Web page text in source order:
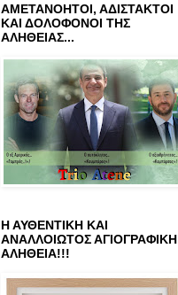
ΑΜΕΤΑΝΟΗΤΟΙ, ΑΔΙΣΤΑΚΤΟΙ
ΚΑΙ ΔΟΛΟΦΟΝΟΙ ΤΗΣ
ΑΛΗΘΕΙΑΣ...
Η ΑΥΘΕΝΤΙΚΗ ΚΑΙ
ΑΝΑΛΛΟΙΩΤΟΣ ΑΓΙΟΓΡΑΦΙΚΗ
ΑΛΗΘΕΙΑ!!!